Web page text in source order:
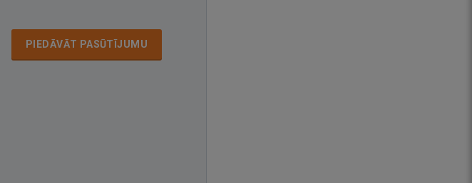
PIEDĀVĀT PASŪTĪJUMU